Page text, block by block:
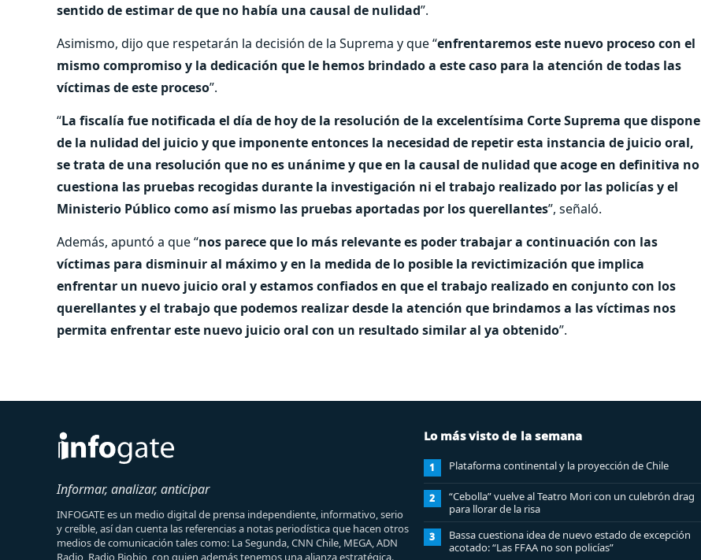
sentido de estimar de que no había una causal de nulidad”.
Asimismo, dijo que respetarán la decisión de la Suprema y que “enfrentaremos este nuevo proceso con el
mismo compromiso y la dedicación que le hemos brindado a este caso para la atención de todas las
víctimas de este proceso”.
“La fiscalía fue notificada el día de hoy de la resolución de la excelentísima Corte Suprema que dispone
de la nulidad del juicio y que imponente entonces la necesidad de repetir esta instancia de juicio oral,
se trata de una resolución que no es unánime y que en la causal de nulidad que acoge en definitiva no
cuestiona las pruebas recogidas durante la investigación ni el trabajo realizado por las policías y el
Ministerio Público como así mismo las pruebas aportadas por los querellantes”, señaló.
Además, apuntó a que “nos parece que lo más relevante es poder trabajar a continuación con las
víctimas para disminuir al máximo y en la medida de lo posible la revictimización que implica
enfrentar un nuevo juicio oral y estamos confiados en que el trabajo realizado en conjunto con los
querellantes y el trabajo que podemos realizar desde la atención que brindamos a las víctimas nos
permita enfrentar este nuevo juicio oral con un resultado similar al ya obtenido”.
Informar, analizar, anticipar
INFOGATE es un medio digital de prensa independiente, informativo, serio
y creíble, así dan cuenta las referencias a notas periodística que hacen otros
medios de comunicación tales como: La Segunda, CNN Chile, MEGA, ADN
Radio, Radio Biobio, con quien además tenemos una alianza estratégica.
Lo más visto de la semana
1 Plataforma continental y la proyección de Chile
2
“Cebolla” vuelve al Teatro Mori con un culebrón drag
para llorar de la risa
3
Bassa cuestiona idea de nuevo estado de excepción
acotado: “Las FFAA no son policías”